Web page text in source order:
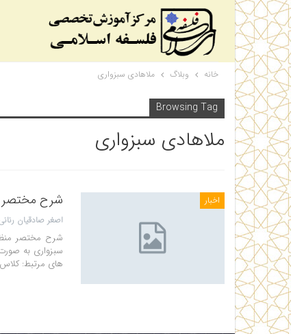
خانه وبلاگ ملاهادی سبزواری
Browsing Tag
ملاهادی سبزواری
اخبار شرح مختصر
سبزواری به
های مرتبط: کلاس